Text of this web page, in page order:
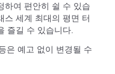
하여 편안히 쉴 수 있습
스 세계 최대의 평면 터
즐길 수 있습니다.
은 예고 없이 변경될 수